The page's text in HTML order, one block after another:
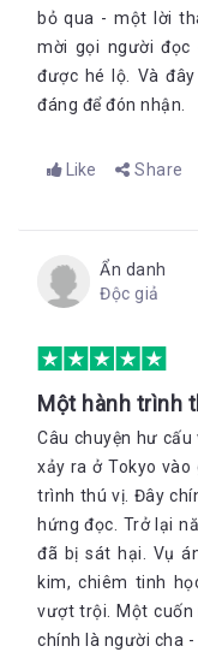
bỏ qua - một lời
mời gọi người
được hé lộ. Và
đáng để đón nhận.
Like Share
Ẩn danh
Độc giả
Một hành trình
Câu chuyện hư
xảy ra ở Tokyo
trình thú vị. Đây
hứng đọc. Trở lại
đã bị sát hại. Vụ
kim, chiêm tinh
vượt trội. Một cuốn
chính là người cha